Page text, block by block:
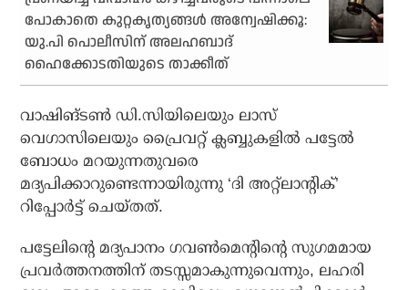
പോകാതെ കുറ്റകൃത്യങ്ങള്‍ അന്വേഷിക്കൂ:
യു.പി പൊലീസിന് അലഹബാദ്
ഹൈക്കോടതിയുടെ താക്കീത്
വാഷിങ്ടണ്‍ ഡി.സിയിലെയും ലാസ്
വെഗാസിലെയും പ്രൈവറ്റ് ക്ലബ്ബുകളില്‍ പട്ടേല്‍
ബോധം മറയുന്നതുവരെ
മദ്യപിക്കാറുണ്ടെന്നായിരുന്നു ‘ദി അറ്റ്ലാന്റിക്’
റിപ്പോര്‍ട്ട് ചെയ്തത്.
പട്ടേലിന്റെ മദ്യപാനം ഗവണ്‍മെന്റിന്റെ സുഗമമായ
പ്രവര്‍ത്തനത്തിന് തടസ്സമാകുന്നുവെന്നും, ലഹരി